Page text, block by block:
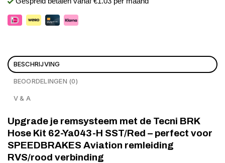
BESCHRIJVING
BEOORDELINGEN (0)
V & A
Upgrade je remsysteem met de Tecni BRK
Hose Kit 62-Ya043-H SST/Red – perfect voor
SPEEDBRAKES Aviation remleiding
RVS/rood verbinding